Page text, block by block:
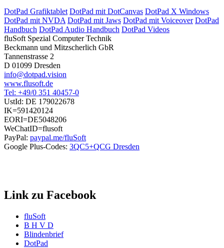
DotPad Grafiktablet DotPad mit DotCanvas DotPad X Windows
DotPad mit NVDA DotPad mit Jaws DotPad mit Voiceover DotPad
Handbuch DotPad Audio Handbuch DotPad Videos
fluSoft Spezial Computer Technik
Beckmann und Mitzscherlich GbR
Tannenstrasse 2
D 01099 Dresden
info@dotpad.vision
www.flusoft.de
Tel: +49/0 351 40457-0
UstId: DE 179022678
IK=591420124
EORI=DE5048206
WeChatID=flusoft
PayPal: paypal.me/fluSoft
Google Plus-Codes: 3QC5+QCG Dresden
Link zu Facebook
fluSoft
B H V D
Blindenbrief
DotPad